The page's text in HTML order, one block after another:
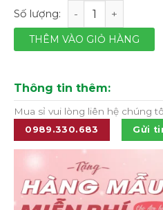
Tép bưởi ngâm siro hiệu
THÊM VÀO GIỎ HÀNG
Thông tin thêm:
Mua sỉ vui lòng liên hệ chúng
0989.330.683 Gửi